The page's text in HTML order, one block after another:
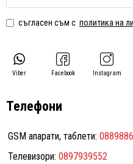
съгласен съм с политика на
Viber Facebook Instagram
Телефони
GSM апарати, таблети:
Телевизори: 0897939552